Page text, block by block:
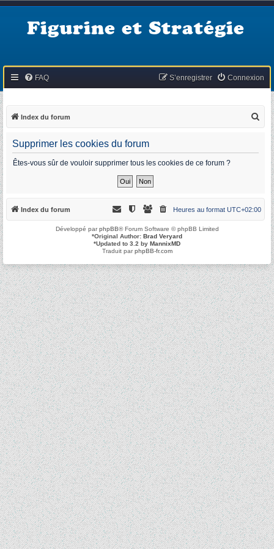
Figurine et Stratégie
FAQ Connexion
S’enregistrer
Index du forum
h
Supprimer les cookies du forum
Êtes-vous sûr de vouloir supprimer tous les cookies de ce forum ?
Index du forum Heures au format UTC+02:00
Développé parphpBB® Forum Software © phpBB Limited
*Original Author: Brad Veryard
*Updated to 3.2 by MannixMD
Traduit parphpBB-fr.com